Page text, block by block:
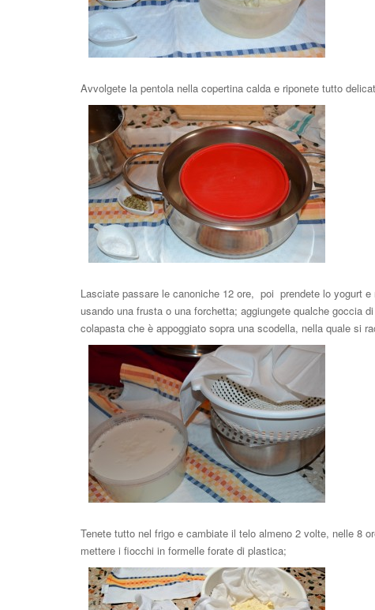
Avvolgete la pentola nella copertina calda e riponete tutto
Lasciate passare le canoniche 12 ore, poi prendete lo yogurt
usando una frusta o una forchetta; aggiungete qualche goccia
colapasta che è appoggiato sopra una scodella, nella quale si
Tenete tutto nel frigo e cambiate il telo almeno 2 volte, nelle 8
mettere i fiocchi in formelle forate di plastica;